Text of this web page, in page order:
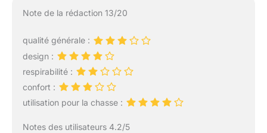
Note de la rédaction 13/20
qualité générale :
design :
respirabilité :
confort :
utilisation pour la chasse :
Notes des utilisateurs 4.2/5